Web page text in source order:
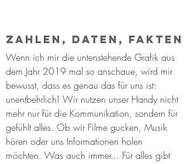
Zahlen, Daten, Fakten
Wenn ich mir die untenstehende Grafik aus
dem Jahr 2019 mal so anschaue, wird mir
bewusst, dass es genau das für uns ist:
unentbehrlich! Wir nutzen unser Handy nicht
mehr nur für die Kommunikation, sondern für
gefühlt alles. Ob wir Filme gucken, Musik
hören oder uns Informationen holen
möchten. Was auch immer... Für alles gibt